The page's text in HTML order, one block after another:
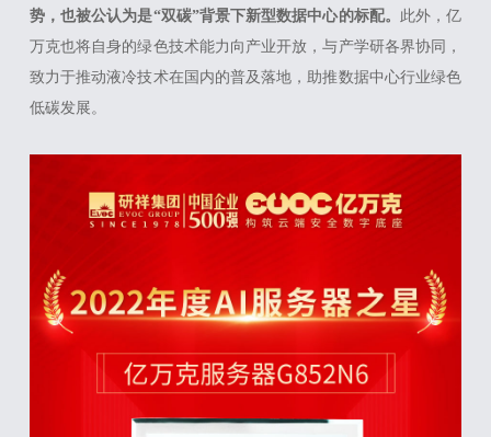
势，也被公认为是“双碳”背景下新型数据中心的标配。 此外，亿
万克也将自身的绿色技术能力向产业开放，与产学研各界协同，
致力于推动液冷技术在国内的普及落地，助推数据中心行业绿色
低碳发展。